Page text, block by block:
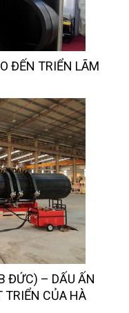
ĐẾN TRIỂN LÃM
ĐỨC) – DẤU ẤN
TRIỂN CỦA HÀ